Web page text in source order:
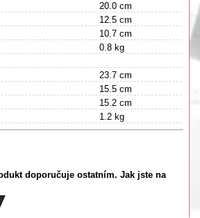
20.0 cm
12.5 cm
10.7 cm
0.8 kg
23.7 cm
15.5 cm
15.2 cm
1.2 kg
doporučuje ostatním. Jak jste na